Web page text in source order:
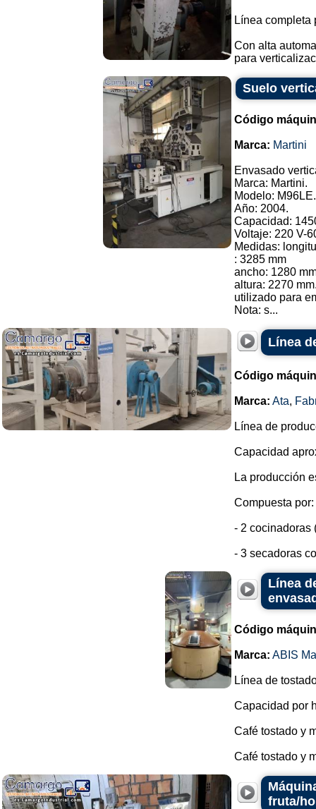
Línea completa
Con alta
para
Suelo
Código
Marca: Martini
Envasado
Marca: Martini.
Modelo: M96LE.
Año: 2004.
Capacidad:
Voltaje: 220 V-
Medidas:
: 3285 mm
ancho: 1280
altura: 2270
utilizado para
Nota: s...
Línea
Código
Marca: Ata,
Línea de
Capacidad
La producción
Compuesta por:
- 2 cocinadoras
- 3 secadoras
Línea
Código
Marca: ABIS
Línea de
Capacidad por
Café tostado y
Café tostado y
fruta/